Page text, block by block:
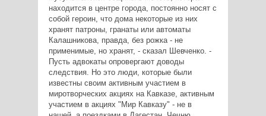
находится в центре города, постоянно носят с
собой героин, что дома некоторые из них
хранят патроны, гранаты или автоматы
Калашникова, правда, без рожка - не
применимые, но хранят, - сказал Шевченко. -
Пусть адвокаты опровергают доводы
следствия. Но это люди, которые были
известны своим активным участием в
миротворческих акциях на Кавказе, активным
участием в акциях "Мир Кавказу" - не в